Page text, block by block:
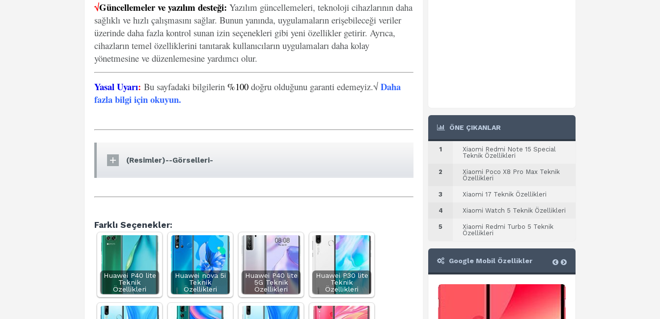
√Güncellemeler ve yazılım desteği: Yazılım güncellemeleri, teknoloji cihazlarının daha
sağlıklı ve hızlı çalışmasını sağlar. Bunun yanında, uygulamaların erişebileceği veriler
üzerinde daha fazla kontrol sunan izin seçenekleri gibi yeni özellikler getirir. Ayrıca,
cihazların temel özelliklerini tanıtarak kullanıcıların uygulamaları daha kolay
yönetmesine ve düzenlemesine yardımcı olur.
Yasal Uyarı: Bu sayfadaki bilgilerin %100 doğru olduğunu garanti edemeyiz.√ Daha
fazla bilgi için okuyun.
(Resimler)--Görselleri-
Farklı Seçenekler:
Huawei P40 lite
Teknik
Özellikleri
Huawei nova 5i
Teknik
Özellikleri
Huawei P40 lite
5G Teknik
Özellikleri
Huawei P30 lite
Teknik
Özellikleri
ÖNE ÇIKANLAR
1
Xiaomi Redmi Note 15 Special
Teknik Özellikleri
2
Xiaomi Poco X8 Pro Max Teknik
Özellikleri
3 Xiaomi 17 Teknik Özellikleri
4 Xiaomi Watch 5 Teknik Özellikleri
5
Xiaomi Redmi Turbo 5 Teknik
Özellikleri
Google Mobil Özellikler